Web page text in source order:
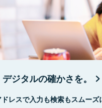
ジタルの確かさを。
レスで入力も検索もスムーズ